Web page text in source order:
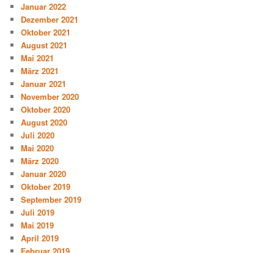
Januar 2022
Dezember 2021
Oktober 2021
August 2021
Mai 2021
März 2021
Januar 2021
November 2020
Oktober 2020
August 2020
Juli 2020
Mai 2020
März 2020
Januar 2020
Oktober 2019
September 2019
Juli 2019
Mai 2019
April 2019